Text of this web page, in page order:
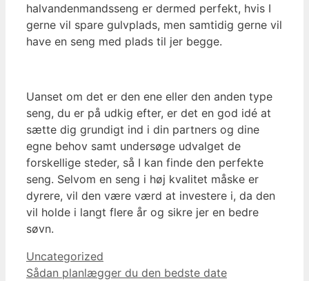
halvandenmandsseng er dermed perfekt, hvis I
gerne vil spare gulvplads, men samtidig gerne vil
have en seng med plads til jer begge.
Uanset om det er den ene eller den anden type
seng, du er på udkig efter, er det en god idé at
sætte dig grundigt ind i din partners og dine
egne behov samt undersøge udvalget de
forskellige steder, så I kan finde den perfekte
seng. Selvom en seng i høj kvalitet måske er
dyrere, vil den være værd at investere i, da den
vil holde i langt flere år og sikre jer en bedre
søvn.
Kategorier
Uncategorized
Indlægsnavigation
Sådan planlægger du den bedste date